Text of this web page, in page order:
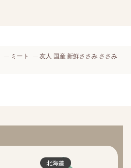
ミート
友人 国産 新鮮ささみ ささみ
北海道